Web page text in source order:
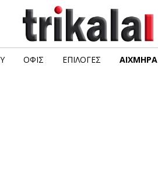
ΟΦΙΣ ΕΠΙΛΟΓΈΣ ΑΙΧΜΗΡΆ